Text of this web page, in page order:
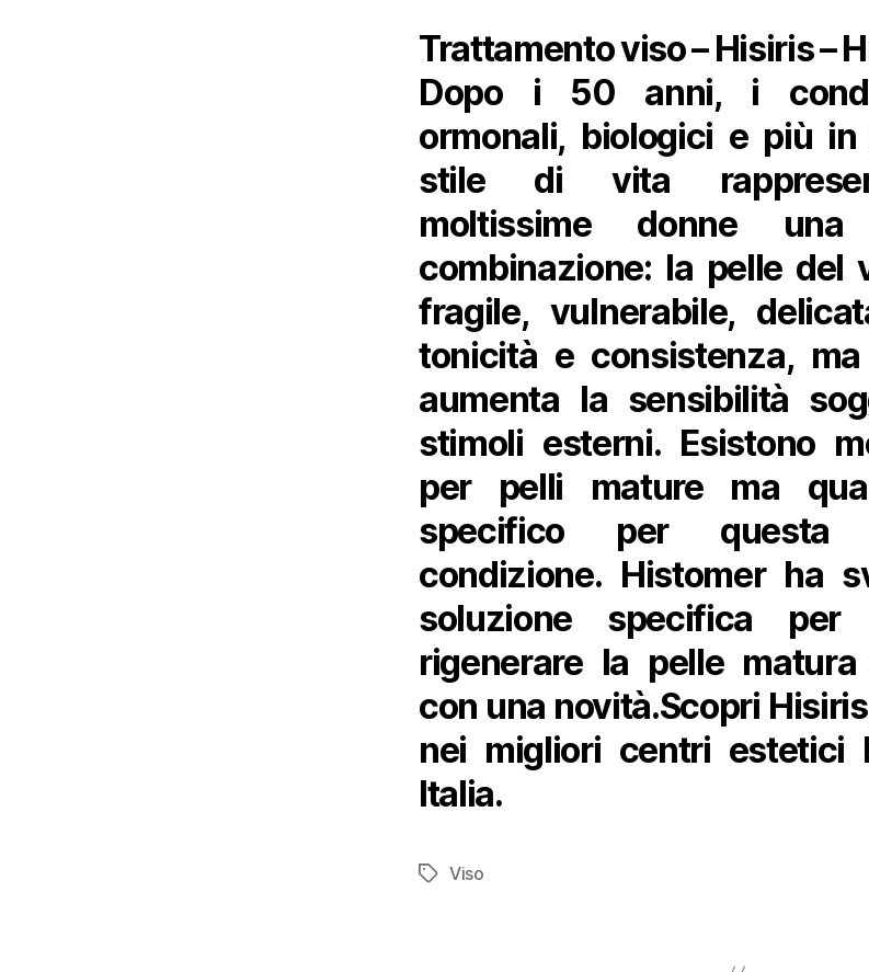
Trattamento viso – Hisiris –
Dopo i 50 anni, i
ormonali, biologici e più in
stile di vita
moltissime donne una
combinazione: la pelle del
fragile, vulnerabile,
tonicità e consistenza,
aumenta la sensibilità
stimoli esterni. Esistono
per pelli mature ma
specifico per questa
condizione. Histomer ha
soluzione specifica
rigenerare la pelle
con una novità.Scopri
nei migliori centri estetici
Italia.
Tag Viso